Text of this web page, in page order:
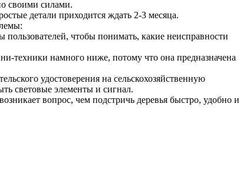
своими силами.
детали приходится ждать 2-3 месяца.
чтобы понимать, какие неисправности
техники намного ниже, потому что она предназначена
удостоверения на сельскохозяйственную
световые элементы и сигнал.
вопрос, чем подстричь деревья быстро, удобно и